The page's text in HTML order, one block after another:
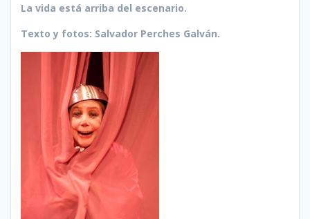
La vida está arriba del escenario.
Texto y fotos: Salvador Perches Galván.